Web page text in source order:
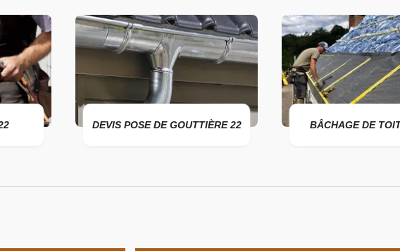
POSE DE GOUTTIÈRE 22 BÂCHAGE DE TOITURE 22